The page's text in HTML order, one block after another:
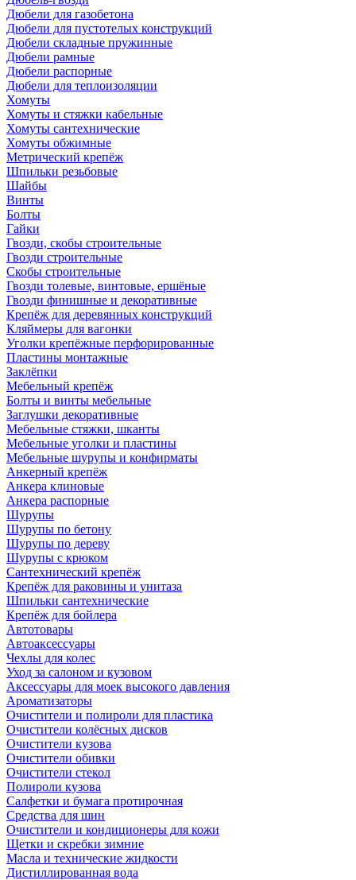
Дюбели для газобетона
Дюбели для пустотелых конструкций
Дюбели складные пружинные
Дюбели рамные
Дюбели распорные
Дюбели для теплоизоляции
Хомуты
Хомуты и стяжки кабельные
Хомуты сантехнические
Хомуты обжимные
Метрический крепёж
Шпильки резьбовые
Шайбы
Винты
Болты
Гайки
Гвозди, скобы строительные
Гвозди строительные
Скобы строительные
Гвозди толевые, винтовые, ершёные
Гвозди финишные и декоративные
Крепёж для деревянных конструкций
Кляймеры для вагонки
Уголки крепёжные перфорированные
Пластины монтажные
Заклёпки
Мебельный крепёж
Болты и винты мебельные
Заглушки декоративные
Мебельные стяжки, шканты
Мебельные уголки и пластины
Мебельные шурупы и конфирматы
Анкерный крепёж
Анкера клиновые
Анкера распорные
Шурупы
Шурупы по бетону
Шурупы по дереву
Шурупы с крюком
Сантехнический крепёж
Крепёж для раковины и унитаза
Шпильки сантехнические
Крепёж для бойлера
Автотовары
Автоаксессуары
Чехлы для колес
Уход за салоном и кузовом
Аксессуары для моек высокого давления
Ароматизаторы
Очистители и полироли для пластика
Очистители колёсных дисков
Очистители кузова
Очистители обивки
Очистители стекол
Полироли кузова
Салфетки и бумага протирочная
Средства для шин
Очистители и кондиционеры для кожи
Щетки и скребки зимние
Масла и технические жидкости
Дистиллированная вода